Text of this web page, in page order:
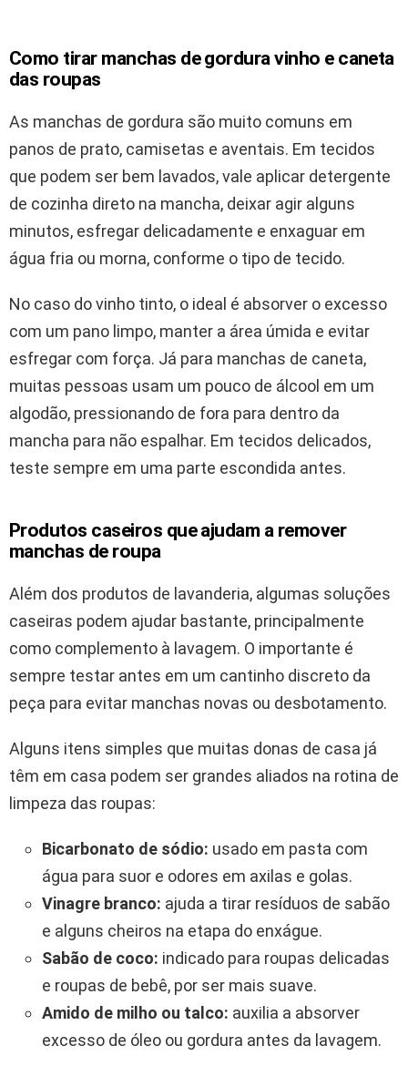
Como tirar manchas de gordura vinho e caneta
das roupas
As manchas de gordura são muito comuns em
panos de prato, camisetas e aventais. Em tecidos
que podem ser bem lavados, vale aplicar detergente
de cozinha direto na mancha, deixar agir alguns
minutos, esfregar delicadamente e enxaguar em
água fria ou morna, conforme o tipo de tecido.
No caso do vinho tinto, o ideal é absorver o excesso
com um pano limpo, manter a área úmida e evitar
esfregar com força. Já para manchas de caneta,
muitas pessoas usam um pouco de álcool em um
algodão, pressionando de fora para dentro da
mancha para não espalhar. Em tecidos delicados,
teste sempre em uma parte escondida antes.
Produtos caseiros que ajudam a remover
manchas de roupa
Além dos produtos de lavanderia, algumas soluções
caseiras podem ajudar bastante, principalmente
como complemento à lavagem. O importante é
sempre testar antes em um cantinho discreto da
peça para evitar manchas novas ou desbotamento.
Alguns itens simples que muitas donas de casa já
têm em casa podem ser grandes aliados na rotina de
limpeza das roupas:
Bicarbonato de sódio: usado em pasta com
água para suor e odores em axilas e golas.
Vinagre branco: ajuda a tirar resíduos de sabão
e alguns cheiros na etapa do enxágue.
Sabão de coco: indicado para roupas delicadas
e roupas de bebê, por ser mais suave.
Amido de milho ou talco: auxilia a absorver
excesso de óleo ou gordura antes da lavagem.